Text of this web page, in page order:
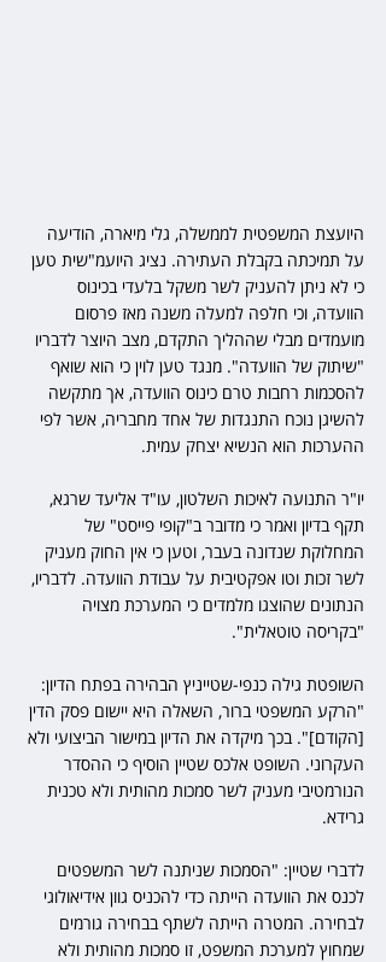
היועצת המשפטית לממשלה, גלי מיארה, הודיעה
על תמיכתה בקבלת העתירה. נציג היועמ"שית טען
כי לא ניתן להעניק לשר משקל בלעדי בכינוס
הוועדה, וכי חלפה למעלה משנה מאז פרסום
מועמדים מבלי שההליך התקדם, מצב היוצר לדבריו
"שיתוק של הוועדה". מנגד טען לוין כי הוא שואף
להסכמות רחבות טרם כינוס הוועדה, אך מתקשה
להשיגן נוכח התנגדות של אחד מחבריה, אשר לפי
ההערכות הוא הנשיא יצחק עמית.
יו"ר התנועה לאיכות השלטון, עו"ד אליעד שרגא,
תקף בדיון ואמר כי מדובר ב"קופי פייסט" של
המחלוקת שנדונה בעבר, וטען כי אין החוק מעניק
לשר זכות וטו אפקטיבית על עבודת הוועדה. לדבריו,
הנתונים שהוצגו מלמדים כי המערכת מצויה
"בקריסה טוטאלית".
השופטת גילה כנפי-שטייניץ הבהירה בפתח הדיון:
"הרקע המשפטי ברור, השאלה היא יישום פסק הדין
[הקודם]". בכך מיקדה את הדיון במישור הביצועי ולא
העקרוני. השופט אלכס שטיין הוסיף כי ההסדר
הנורמטיבי מעניק לשר סמכות מהותית ולא טכנית
גרידא.
לדברי שטיין: "הסמכות שניתנה לשר המשפטים
לכנס את הוועדה הייתה כדי להכניס גוון אידיאולוגי
לבחירה. המטרה הייתה לשתף בבחירה גורמים
שמחוץ למערכת המשפט, זו סמכות מהותית ולא